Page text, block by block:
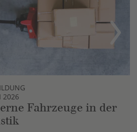
2026
Fahrzeuge in der
Next